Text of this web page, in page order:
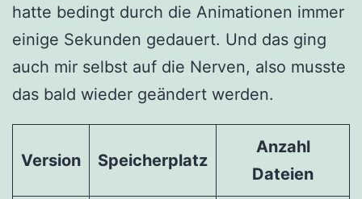
hatte bedingt durch die Animationen immer
einige Sekunden gedauert. Und das ging
auch mir selbst auf die Nerven, also musste
das bald wieder geändert werden.
Version Speicherplatz
Anzahl
Dateien